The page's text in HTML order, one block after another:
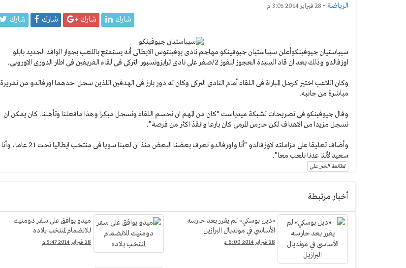
الرياضة - 28 فبراير 2014 3:05 م
شارك شارك شارك شارك
سيباستيان جيوفينكوأعلن سيباستيان جيوفينكو مهاجم نادى يوفينتوس الايطالى أنه يستمتع باللعب بجوار الوافد الجديد بابلو
اوزفالدو وذلك بعد ان قاد السيدة العجوز للفوز 2/صفر على نادى ترابزونسبور التركى فى لقاء الفريقين فى اطار الدورى الاوروبى.
وكان اللاعب اختير كرجل المباراة فى اللقاء أمام النادى التركى وكان له دور بارز فى الهدفين اللذين سجل احدهما اوزفالدو من تمريرة
مباشرة من جانبه.
وقال جيوفينكو فى تصريحات لشبكة ميدياست "كان من المهم ان نحسم اللقاء ونسجل مبكرا وهذا مافعلنا وتأهلنا. كان يمكن ان
نسجل مزيدا من الاهداف لكن حارس المرمى كان بارعا وانقذ اكثر من فرصة".
وأضاف تعليقا على مزاملته لاوزفالدو "أنا واوزفالدو نعرف بعضنا البعض منذ ان لعبنا سويا فى منتخب ايطاليا تحت 21 عاما، وأنا
سعيد لأننا عدنا نلعب معا".
لمطالعة الخبر على
أخبار مرتبطة
«ديل بوسكي» لم يقرر بعد حارسه
الأساسي في مونديال البرازيل
28 فبراير 2014 6:00 م
ميدو يوافق على سفر دومنيك
للانضمام لمنتخب بلاده
28 فبراير 2014 5:47 م